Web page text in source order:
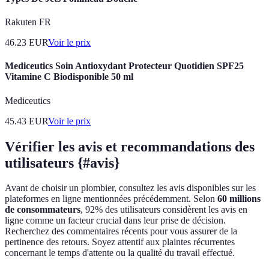
Rakuten FR
46.23 EURVoir le prix
Mediceutics Soin Antioxydant Protecteur Quotidien SPF25
Vitamine C Biodisponible 50 ml
Mediceutics
45.43 EURVoir le prix
Vérifier les avis et recommandations des
utilisateurs {#avis}
Avant de choisir un plombier, consultez les avis disponibles sur les
plateformes en ligne mentionnées précédemment. Selon 60 millions
de consommateurs, 92% des utilisateurs considèrent les avis en
ligne comme un facteur crucial dans leur prise de décision.
Recherchez des commentaires récents pour vous assurer de la
pertinence des retours. Soyez attentif aux plaintes récurrentes
concernant le temps d'attente ou la qualité du travail effectué.